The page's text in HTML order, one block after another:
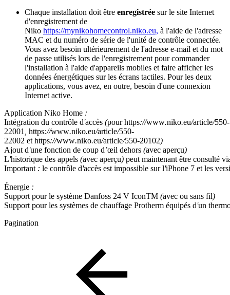
Chaque installation doit être enregistrée sur le site Internet
d'enregistrement de
Niko https://mynikohomecontrol.niko.eu, à l'aide de l'adresse
MAC et du numéro de série de l'unité de contrôle connectée.
Vous avez besoin ultérieurement de l'adresse e-mail et du mot
de passe utilisés lors de l'enregistrement pour commander
l'installation à l'aide d'appareils mobiles et faire afficher les
données énergétiques sur les écrans tactiles. Pour les deux
applications, vous avez, en outre, besoin d'une connexion
Internet active.
Application Niko Home :
Intégration du contrôle d'accès (pour https://www.niko.eu/article/550-
22001, https://www.niko.eu/article/550-
22002 et https://www.niko.eu/article/550-20102)
Ajout d'une fonction de coup d’œil dehors (avec aperçu)
L'historique des appels (avec aperçu) peut maintenant être consulté
Important : le contrôle d'accès est impossible sur l'iPhone 7 et les
Énergie :
Support pour le système Danfoss 24 V IconTM (avec ou sans fil)
Support pour les systèmes de chauffage Protherm équipés d'un
Pagination